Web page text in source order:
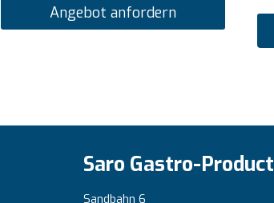
Angebot anfordern
Saro Gastro-
Sandbahn 6